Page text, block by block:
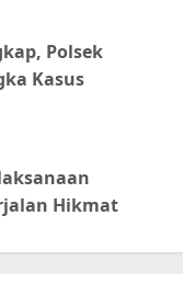
Polsek
Kasus
Hikmat